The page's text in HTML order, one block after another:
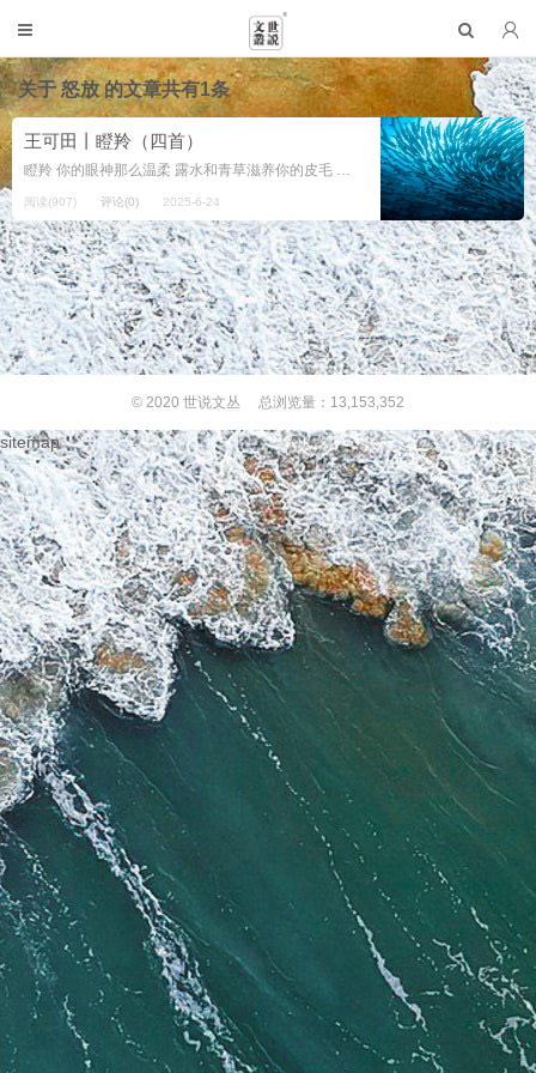
关于怒放的文章共有1条
王可田丨瞪羚（四首）
瞪羚 你的眼神那么温柔 露水和青草滋养你的皮毛 一生与恐惧为伴 迅捷和机警向谁炫耀 迅捷和机警总是向隅而泣 恐惧的毒刺长在肉里 露水和青草喂养肥硕的日子 你的眼神曾那么美丽 住地下室...
阅读(907) 评论(0) 2025-6-24
© 2020 世说文丛 总浏览量：13,153,352
sitemap